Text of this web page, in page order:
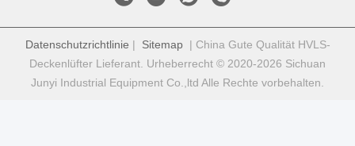
Datenschutzrichtlinie | Sitemap| China Gute Qualität HVLS-
Deckenlüfter Lieferant. Urheberrecht © 2020-2026 Sichuan
Junyi Industrial Equipment Co.,ltd Alle Rechte vorbehalten.